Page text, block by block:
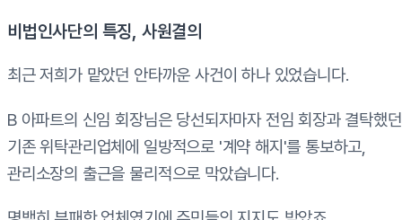
비법인사단의 특징, 사원결의
최근 저희가 맡았던 안타까운 사건이 하나 있었습니다.
B 아파트의 신임 회장님은 당선되자마자 전임 회장과 결탁했던
기존 위탁관리업체에 일방적으로 '계약 해지'를 통보하고,
관리소장의 출근을 물리적으로 막았습니다.